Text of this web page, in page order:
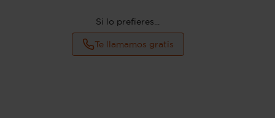
Si lo prefieres...
Te llamamos gratis